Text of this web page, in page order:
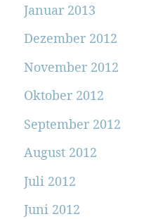
Januar 2013
Dezember 2012
November 2012
Oktober 2012
September 2012
August 2012
Juli 2012
Juni 2012